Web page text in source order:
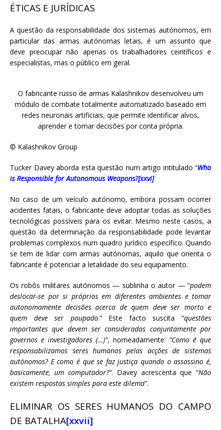
ÉTICAS E JURÍDICAS
A questão da responsabilidade dos sistemas autónomos, em
particular das armas autónomas letais, é um assunto que
deve preocupar não apenas os trabalhadores ceintíficos e
especialistas, mas o público em geral.
O fabricante russo de armas Kalashnikov desenvolveu um
módulo de combate totalmente automatizado baseado em
redes neuronais artificiais, que permite identificar alvos,
aprender e tomar decisões por conta própria.
© Kalashnikov Group
Tucker Davey aborda esta questão num artigo intitulado “Who
is Responsible for Autonomous Weapons?[xxvi]
No caso de um veículo autónomo, embora possam ocorrer
acidentes fatais, o fabricante deve adoptar todas as soluções
tecnológicas possíveis para os evitar. Mesmo neste casos, a
questão da determinação da responsabilidade pode levantar
problemas complexos num quadro jurídico específico. Quando
se tem de lidar com armas autónomas, aquilo que orienta o
fabricante é potenciar a letalidade do seu equipamento.
Os robôs militares autónomos ― sublinha o autor ― “podem
deslocar-se por si próprios em diferentes ambientes e tomar
autonomamente decisões acerca de quem deve ser morto e
quem deve ser poupado.” Este facto suscita “questões
importantes que devem ser consideradas conjuntamente por
governos e investigadores (…)”, nomeadamente: “Como é que
responsabilizamos seres humanos pelas acções de sistemas
autónomos? E como é que se faz justiça quando o assassino é,
basicamente, um computador?“. Davey acrescenta que “Não
existem respostas simples para este dilema”.
ELIMINAR OS SERES HUMANOS DO CAMPO
DE BATALHA[xxvii]